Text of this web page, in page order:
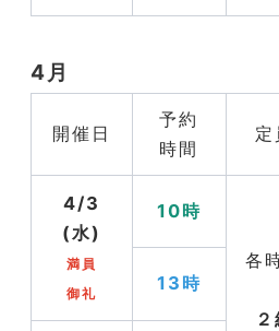
4月
開催日
予約
時間
定
4/3
(水)
満員
御礼
10時
各
２
13時